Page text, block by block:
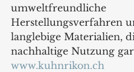
umweltfreundliche
Herstellungsverfahren
langlebige Materialien,
nachhaltige Nutzung
www.kuhnrikon.ch